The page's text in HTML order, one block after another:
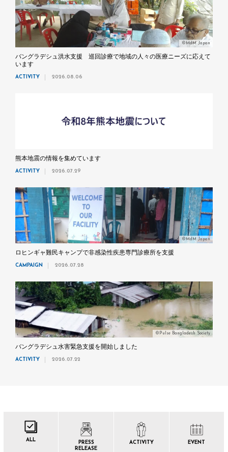
©MdM Japan
バングラデシュ洪水支援 巡回診療で地域の人々の医療ニーズに応えて
います
ACTIVITY 2026.08.06
熊本地震の情報を集めています
ACTIVITY 2026.07.29
©MdM Japan
ロヒンギャ難民キャンプで非感染性疾患専門診療所を支援
CAMPAIGN 2026.07.28
©Pulse Bangladesh Society
バングラデシュ水害緊急支援を開始しました
ACTIVITY 2026.07.22
ALL
PRESS
RELEASE
ACTIVITY EVENT